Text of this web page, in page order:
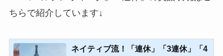
ちらで紹介しています↓
ネイティブ流！「連休」「3連休」「4